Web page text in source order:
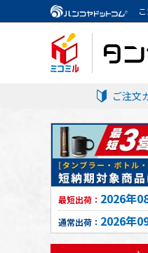
ご注文
最短出荷： 2026年
通常出荷： 2026年